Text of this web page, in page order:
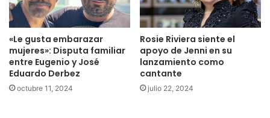
«Le gusta embarazar
mujeres»: Disputa familiar
entre Eugenio y José
Eduardo Derbez
octubre 11, 2024
Rosie Riviera siente el
apoyo de Jenni en su
lanzamiento como
cantante
julio 22, 2024